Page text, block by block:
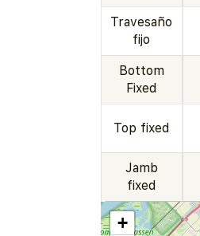
Travesaño
fijo
Bottom
Fixed
Top fixed
Jamb
fixed
+